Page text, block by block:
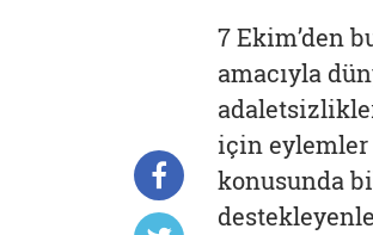
7 Ekim’den
amacıyla
için eylemler
konusunda